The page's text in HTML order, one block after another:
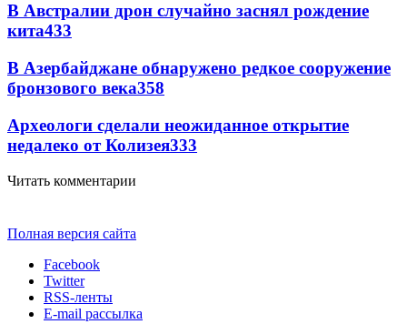
В Австралии дрон случайно заснял рождение
кита433
В Азербайджане обнаружено редкое сооружение
бронзового века358
Археологи сделали неожиданное открытие
недалеко от Колизея333
Читать комментарии
Полная версия сайта
Facebook
Twitter
RSS-ленты
E-mail рассылка